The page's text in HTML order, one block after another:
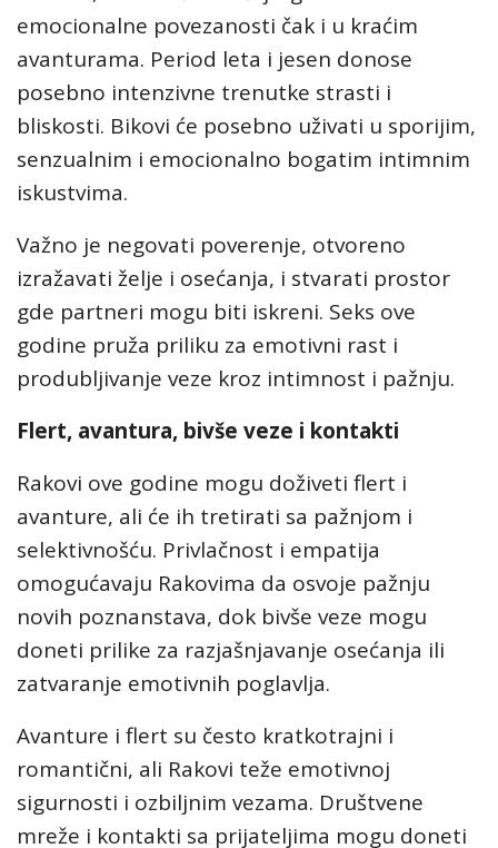
emocionalne povezanosti čak i u kraćim
avanturama. Period leta i jesen donose
posebno intenzivne trenutke strasti i
bliskosti. Bikovi će posebno uživati u sporijim,
senzualnim i emocionalno bogatim intimnim
iskustvima.
Važno je negovati poverenje, otvoreno
izražavati želje i osećanja, i stvarati prostor
gde partneri mogu biti iskreni. Seks ove
godine pruža priliku za emotivni rast i
produbljivanje veze kroz intimnost i pažnju.
Flert, avantura, bivše veze i kontakti
Rakovi ove godine mogu doživeti flert i
avanture, ali će ih tretirati sa pažnjom i
selektivnošću. Privlačnost i empatija
omogućavaju Rakovima da osvoje pažnju
novih poznanstava, dok bivše veze mogu
doneti prilike za razjašnjavanje osećanja ili
zatvaranje emotivnih poglavlja.
Avanture i flert su često kratkotrajni i
romantični, ali Rakovi teže emotivnoj
sigurnosti i ozbiljnim vezama. Društvene
mreže i kontakti sa prijateljima mogu doneti